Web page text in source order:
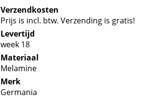
Verzendkosten
Prijs is incl. btw. Verzending is gratis!
Levertijd
week 18
Materiaal
Melamine
Merk
Germania